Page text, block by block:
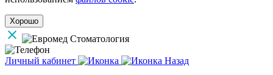
Хорошо
Личный кабинет
Назад